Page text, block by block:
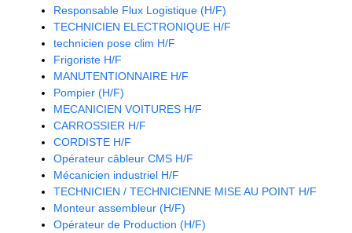
Responsable Flux Logistique (H/F)
TECHNICIEN ELECTRONIQUE H/F
technicien pose clim H/F
Frigoriste H/F
MANUTENTIONNAIRE H/F
Pompier (H/F)
MECANICIEN VOITURES H/F
CARROSSIER H/F
CORDISTE H/F
Opérateur câbleur CMS H/F
Mécanicien industriel H/F
TECHNICIEN / TECHNICIENNE MISE AU POINT H/F
Monteur assembleur (H/F)
Opérateur de Production (H/F)